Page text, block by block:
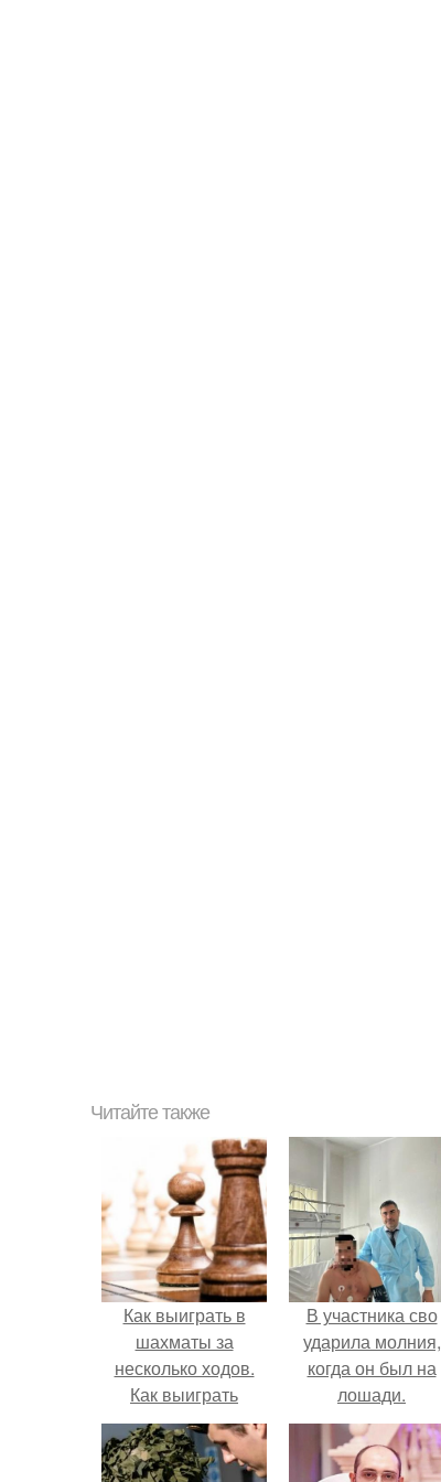
Читайте также
Как выиграть в
шахматы за
несколько ходов.
Как выиграть
шахматную партию
за несколько ходов,
если вы не умеете
В участника сво
ударила молния,
когда он был на
лошади.